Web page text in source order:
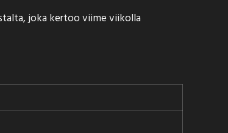
joka kertoo viime viikolla